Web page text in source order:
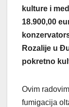
kulture i
18.900,00
Rozalije u
pokretno
Ovim
fumigacija